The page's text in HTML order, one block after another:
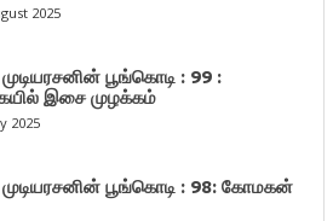
2025
பூங்கொடி : 99 :
இசை முழக்கம்
2025
பூங்கொடி : 98: கோமகன்